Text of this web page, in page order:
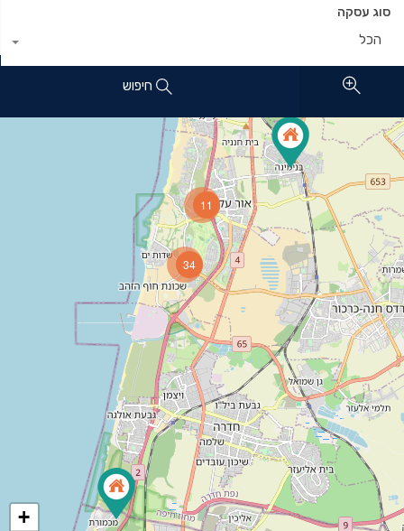
סוג עסקה
הכל
חיפוש
11
34
+